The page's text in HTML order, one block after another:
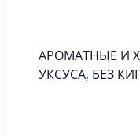
АРОМАТНЫЕ И
УКСУСА, БЕЗ